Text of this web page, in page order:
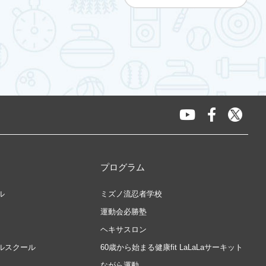
スクール
プログラム
ミズノ流忍者学校
運動会必勝塾
ヘキサスロン
60歳から始まる健康fit LaLaLaサーキット